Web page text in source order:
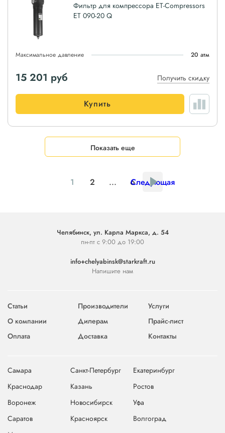
Фильтр для компрессора ET-Compressors
ET 090-20 Q
Максимальное давление 20 атм
15 201 руб Получить скидку
Купить
Показать еще
1 2 ... 6
Следующая
Челябинск, ул. Карла Маркса, д. 54
пн-пт с 9:00 до 19:00
info+chelyabinsk@starkraft.ru
Напишите нам
Статьи Производители
Услуги
О компании
Дилерам
Прайс-лист
Оплата
Доставка Контакты
Самара Санкт-Петербург
Екатеринбург
Краснодар
Казань
Ростов
Воронеж
Новосибирск
Уфа
Саратов
Красноярск
Волгоград